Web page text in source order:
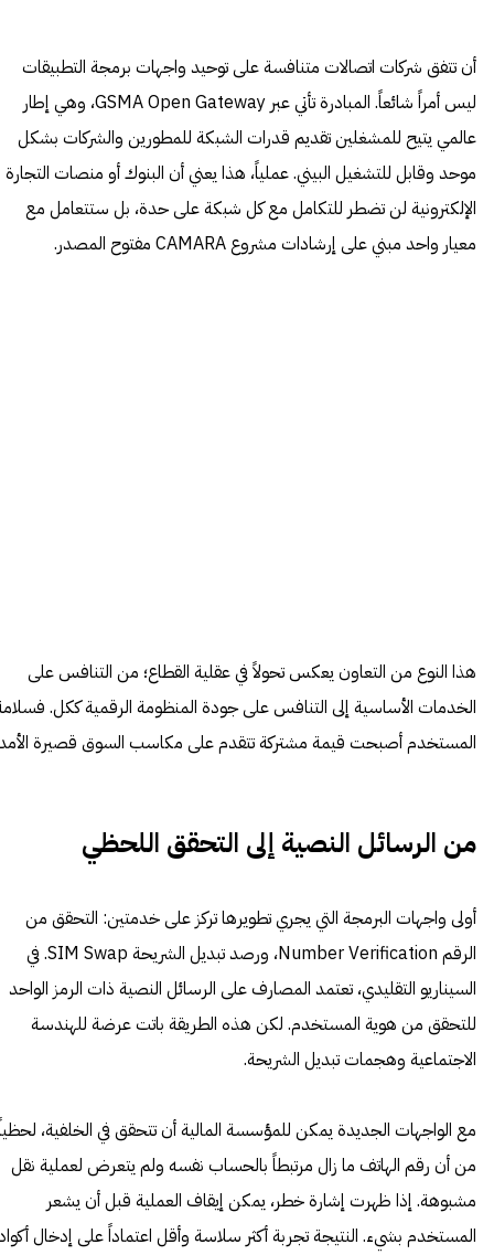
أن تتفق شركات اتصالات متنافسة على توحيد واجهات برمجة التطبيقات
ليس أمراً شائعاً. المبادرة تأتي عبر GSMA Open Gateway، وهي إطار
عالمي يتيح للمشغلين تقديم قدرات الشبكة للمطورين والشركات بشكل
موحد وقابل للتشغيل البيني. عملياً، هذا يعني أن البنوك أو منصات التجارة
الإلكترونية لن تضطر للتكامل مع كل شبكة على حدة، بل ستتعامل مع
معيار واحد مبني على إرشادات مشروع CAMARA مفتوح المصدر.
هذا النوع من التعاون يعكس تحولاً في عقلية القطاع؛ من التنافس على
الخدمات الأساسية إلى التنافس على جودة المنظومة الرقمية ككل.
المستخدم أصبحت قيمة مشتركة تتقدم على مكاسب السوق قصيرة
من الرسائل النصية إلى التحقق اللحظي
أولى واجهات البرمجة التي يجري تطويرها تركز على خدمتين: التحقق من
الرقم Number Verification، ورصد تبديل الشريحة SIM Swap. في
السيناريو التقليدي، تعتمد المصارف على الرسائل النصية ذات الرمز الواحد
للتحقق من هوية المستخدم. لكن هذه الطريقة باتت عرضة للهندسة
الاجتماعية وهجمات تبديل الشريحة.
مع الواجهات الجديدة يمكن للمؤسسة المالية أن تتحقق في الخلفية،
من أن رقم الهاتف ما زال مرتبطاً بالحساب نفسه ولم يتعرض لعملية نقل
مشبوهة. إذا ظهرت إشارة خطر، يمكن إيقاف العملية قبل أن يشعر
المستخدم بشيء. النتيجة تجربة أكثر سلاسة وأقل اعتماداً على إدخال